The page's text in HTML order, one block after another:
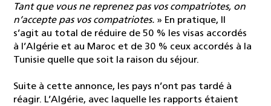
Tant que vous ne reprenez pas vos compatriotes, on
n’accepte pas vos compatriotes. » En pratique, Il
s’agit au total de réduire de 50 % les visas accordés
à l’Algérie et au Maroc et de 30 % ceux accordés à la
Tunisie quelle que soit la raison du séjour.
Suite à cette annonce, les pays n’ont pas tardé à
réagir. L’Algérie, avec laquelle les rapports étaient